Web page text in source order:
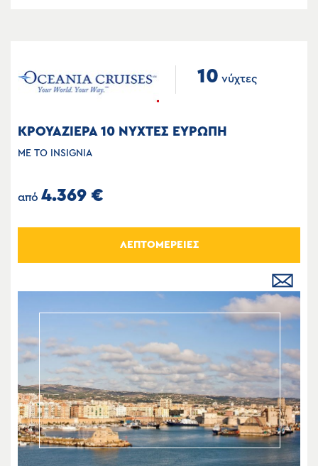
10 νύχτες
ΚΡΟΥΑΖΙΕΡΑ 10 ΝΥΧΤΕΣ ΕΥΡΩΠΗ
ΜΕ ΤΟ INSIGNIA
από 4.369 €
ΛΕΠΤΟΜΕΡΕΙΕΣ